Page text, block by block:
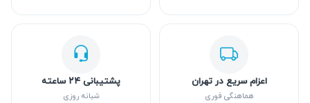
اعزام سریع در تهران
هماهنگی فوری
پشتیبانی ۲۴ ساعته
شبانه روزی